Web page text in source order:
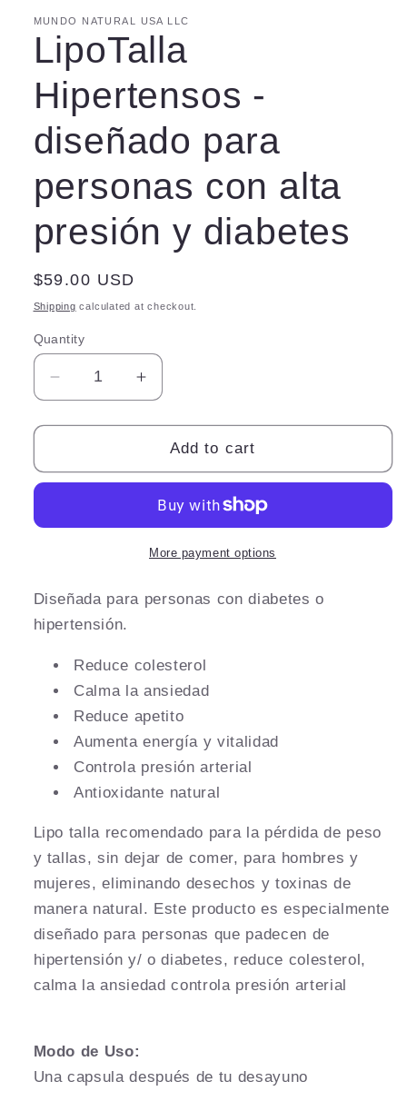
MUNDO NATURAL USA LLC
LipoTalla
Hipertensos -
diseñado para
personas con alta
presión y diabetes
Regular
price
$59.00 USD
Shipping calculated at checkout.
Quantity
Quantity
Decrease
quantity
for
Hipertensos
para
alta
presión
y
diabetes
Increase
quantity
for
LipoTalla
Hipertensos
diseñado
para
personas
alta
diabetes
Add to cart
More payment options
Diseñada para personas con diabetes o
hipertensión.
Reduce colesterol
Calma la ansiedad
Reduce apetito
Aumenta energía y vitalidad
Controla presión arterial
Antioxidante natural
Lipo talla recomendado para la pérdida de peso
y tallas, sin dejar de comer, para hombres y
mujeres, eliminando desechos y toxinas de
manera natural. Este producto es especialmente
diseñado para personas que padecen de
hipertensión y/ o diabetes, reduce colesterol,
calma la ansiedad controla presión arterial
Modo de Uso:
Una capsula después de tu desayuno